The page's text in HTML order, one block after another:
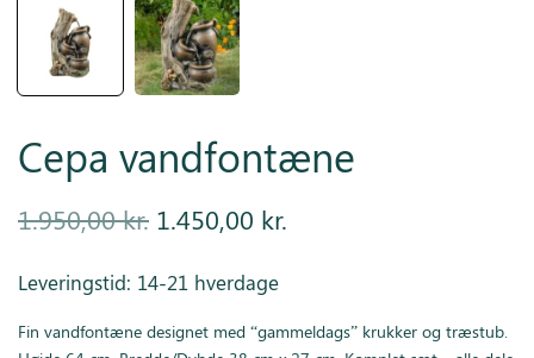
Cepa vandfontæne
1.950,00kr. Den
1.950,00 kr..
1.450,00 kr.
1.450,00 kr..
Leveringstid: 14-21 hverdage
Fin vandfontæne designet med “gammeldags” krukker og træstub.